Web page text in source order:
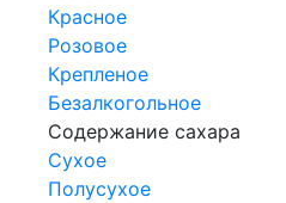
Красное
Розовое
Крепленое
Безалкогольное
Содержание сахара
Сухое
Полусухое